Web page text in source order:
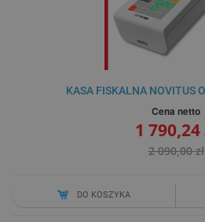
KASA FISKALNA NOVITUS
Cena netto
1 790,24
2 090,00 zł
DO KOSZYKA